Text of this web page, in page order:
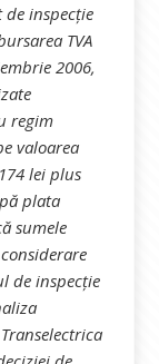
de inspecţie
TVA
2006,
regim
valoarea
lei plus
plata
sumele
de inspecţie